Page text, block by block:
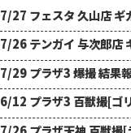
7/27 フェスタ 久山店 ギ
7/26 テンガイ 与次郎店
7/29 プラザ3 爆撮 結果
6/12 プラザ3 百獣撮[ゴ